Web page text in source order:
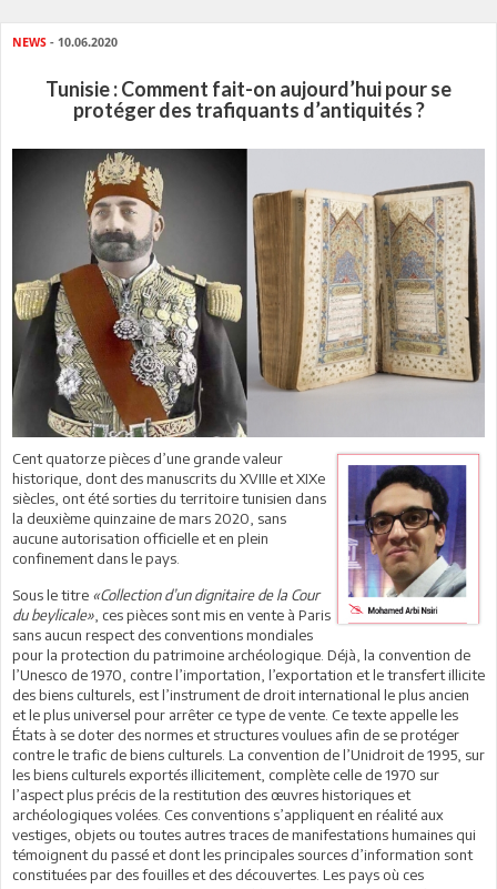
NEWS - 10.06.2020
Tunisie : Comment fait-on aujourd’hui pour se
protéger des trafiquants d’antiquités ?
Cent quatorze pièces d’une grande valeur
historique, dont des manuscrits du XVIIIe et XIXe
siècles, ont été sorties du territoire tunisien dans
la deuxième quinzaine de mars 2020, sans
aucune autorisation officielle et en plein
confinement dans le pays.
Sous le titre «Collection d’un dignitaire de la Cour
du beylicale», ces pièces sont mis en vente à Paris
sans aucun respect des conventions mondiales
pour la protection du patrimoine archéologique. Déjà, la convention de
l’Unesco de 1970, contre l’importation, l’exportation et le transfert illicite
des biens culturels, est l’instrument de droit international le plus ancien
et le plus universel pour arrêter ce type de vente. Ce texte appelle les
États à se doter des normes et structures voulues afin de se protéger
contre le trafic de biens culturels. La convention de l’Unidroit de 1995, sur
les biens culturels exportés illicitement, complète celle de 1970 sur
l’aspect plus précis de la restitution des œuvres historiques et
archéologiques volées. Ces conventions s’appliquent en réalité aux
vestiges, objets ou toutes autres traces de manifestations humaines qui
témoignent du passé et dont les principales sources d’information sont
constituées par des fouilles et des découvertes. Les pays où ces